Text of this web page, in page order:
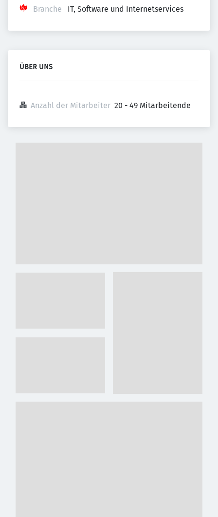
Branche
IT, Software und Internetservices
ÜBER UNS
Anzahl der Mitarbeiter 20 - 49 Mitarbeitende